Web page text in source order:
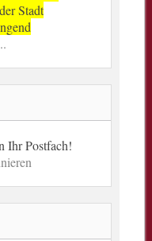
Stadt
Ihr Postfach!